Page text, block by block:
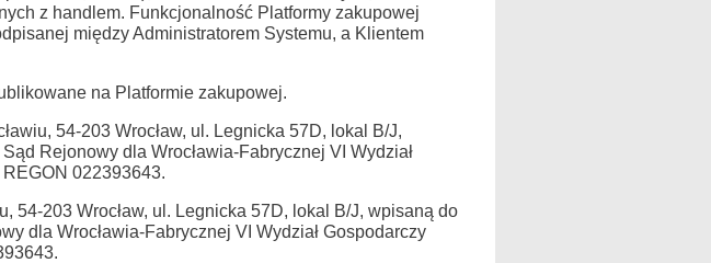
z handlem. Funkcjonalność Platformy zakupowej
między Administratorem Systemu, a Klientem
na Platformie zakupowej.
54-203 Wrocław, ul. Legnicka 57D, lokal B/J,
Rejonowy dla Wrocławia-Fabrycznej VI Wydział
022393643.
54-203 Wrocław, ul. Legnicka 57D, lokal B/J, wpisaną do
dla Wrocławia-Fabrycznej VI Wydział Gospodarczy